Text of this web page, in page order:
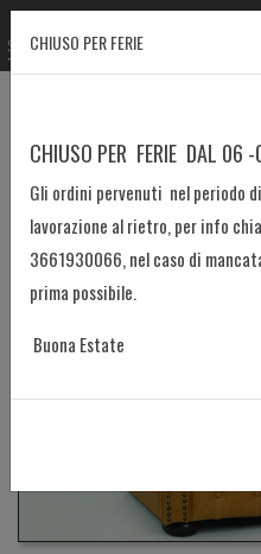
Home Blog
arredo
poltrona, divano,
CHIUSO PER FERIE
CHIUSO PER FERIE DAL
Gli ordini pervenuti nel periodo
lavorazione al rietro, per info
3661930066, nel caso di
prima possibile.
Buona Estate